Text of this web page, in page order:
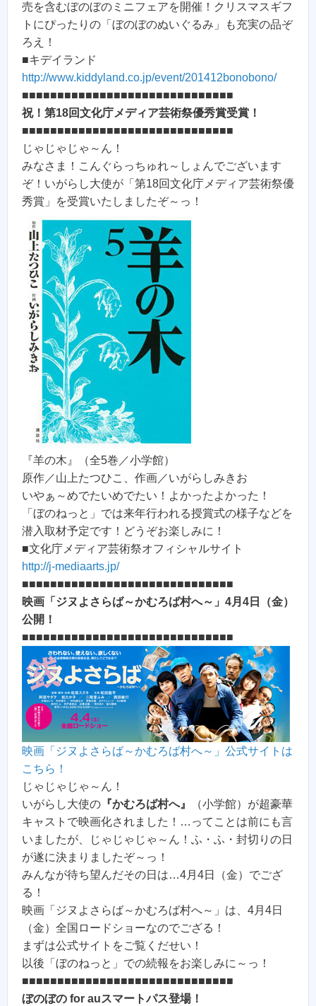
売を含むぼのぼのミニフェアを開催！クリスマスギフ
トにぴったりの「ぼのぼのぬいぐるみ」も充実の品ぞ
ろえ！
■キデイランド
http://www.kiddyland.co.jp/event/201412bonobono/
■■■■■■■■■■■■■■■■■■■■■■■■■■■■■■
祝！第18回文化庁メディア芸術祭優秀賞受賞！
■■■■■■■■■■■■■■■■■■■■■■■■■■■■■■
じゃじゃじゃ～ん！
みなさま！こんぐらっちゅれ～しょんでございます
ぞ！いがらし大使が「第18回文化庁メディア芸術祭優
秀賞」を受賞いたしましたぞ～っ！
『羊の木』（全5巻／小学館）
原作／山上たつひこ、作画／いがらしみきお
いやぁ～めでたいめでたい！よかったよかった！
「ぼのねっと」では来年行われる授賞式の様子などを
潜入取材予定です！どうぞお楽しみに！
■文化庁メディア芸術祭オフィシャルサイト
http://j-mediaarts.jp/
■■■■■■■■■■■■■■■■■■■■■■■■■■■■■■
映画「ジヌよさらば～かむろば村へ～」4月4日（金）
公開！
■■■■■■■■■■■■■■■■■■■■■■■■■■■■■■
映画「ジヌよさらば～かむろば村へ～」公式サイトは
こちら！
じゃじゃじゃ～ん！
いがらし大使の 『かむろば村へ』
（小学館）が超豪華
キャストで映画化されました！…ってことは前にも言
いましたが、じゃじゃじゃ～ん！ふ・ふ・封切りの日
が遂に決まりましたぞ～っ！
みんなが待ち望んだその日は…4月4日（金）でござ
る！
映画「ジヌよさらば～かむろば村へ～」は、4月4日
（金）全国ロードショーなのでござる！
まずは公式サイトをご覧くだせい！
以後「ぼのねっと」での続報をお楽しみに～っ！
■■■■■■■■■■■■■■■■■■■■■■■■■■■■■■
ぼのぼの for auスマートパス登場！